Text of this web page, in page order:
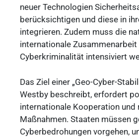
neuer Technologien
berücksichtigen und diese in
integrieren. Zudem muss die
internationale
Cyberkriminalität intensiviert
Das Ziel einer „Geo-Cyber-
Westby beschreibt, erfordert
internationale Kooperation und
Maßnahmen. Staaten müssen
Cyberbedrohungen vorgehen,